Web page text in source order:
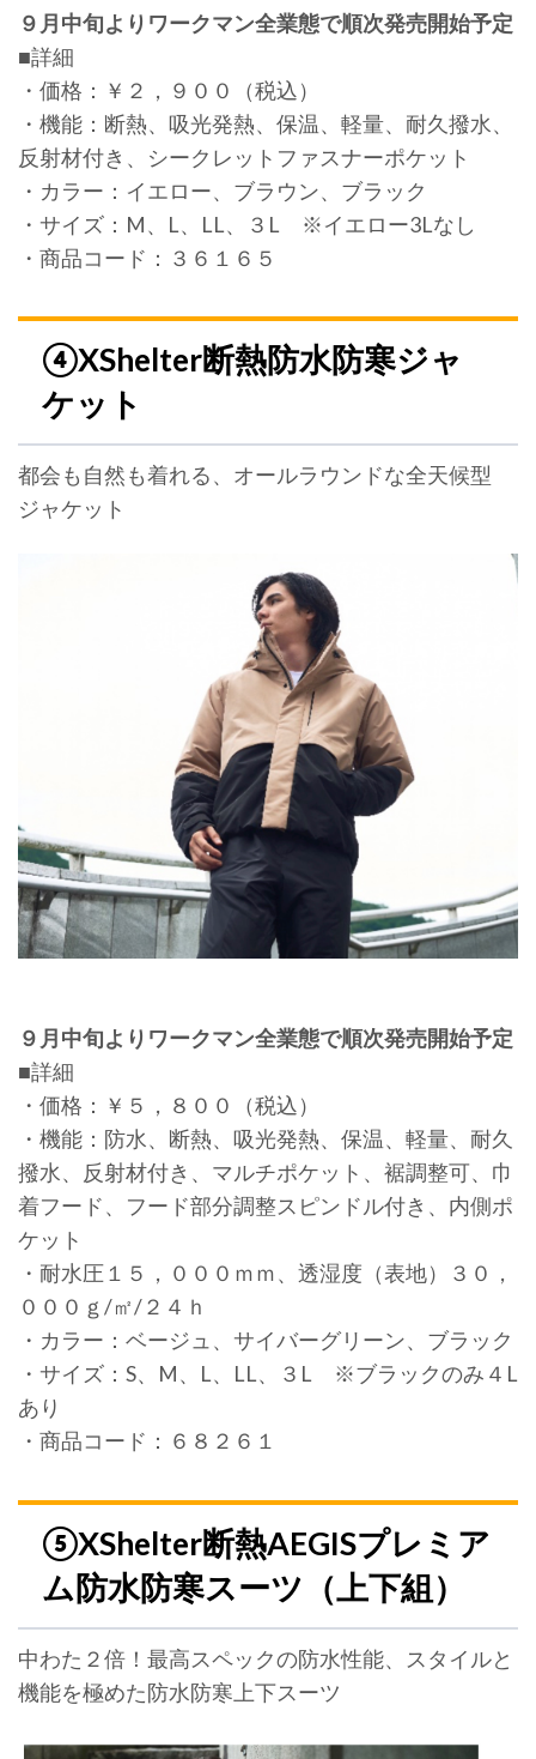
９月中旬よりワークマン全業態で順次発売開始予定
■詳細
・価格：￥２，９００（税込）
・機能：断熱、吸光発熱、保温、軽量、耐久撥水、
反射材付き、シークレットファスナーポケット
・カラー：イエロー、ブラウン、ブラック
・サイズ：M、L、LL、３L ※イエロー3Lなし
・商品コード：３６１６５
④XShelter断熱防水防寒ジャ
ケット
都会も自然も着れる、オールラウンドな全天候型
ジャケット
９月中旬よりワークマン全業態で順次発売開始予定
■詳細
・価格：￥５，８００（税込）
・機能：防水、断熱、吸光発熱、保温、軽量、耐久
撥水、反射材付き、マルチポケット、裾調整可、巾
着フード、フード部分調整スピンドル付き、内側ポ
ケット
・耐水圧１５，０００ｍｍ、透湿度（表地）３０，
０００ｇ/㎡/２４ｈ
・カラー：ベージュ、サイバーグリーン、ブラック
・サイズ：S、M、L、LL、３L ※ブラックのみ４L
あり
・商品コード：６８２６１
⑤XShelter断熱AEGISプレミア
ム防水防寒スーツ（上下組）
中わた２倍！最高スペックの防水性能、スタイルと
機能を極めた防水防寒上下スーツ